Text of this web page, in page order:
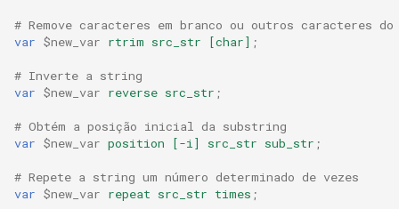
nsq
ntlm
perf
# Remove caracteres em branco ou outros caracteres
var $new_var rtrim src_str [char] ;
# Inverte a string
var $new_var reverse src_str ;
# Obtém a posição inicial da substring
var $new_var position [-i] src_str sub_str ;
# Repete a string um número determinado de vezes
var $new_var repeat src_str times ;